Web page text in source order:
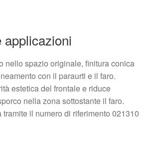
applicazioni
nello spazio originale, finitura conica
con il paraurti e il faro.
estetica del frontale e riduce
nella zona sottostante il faro.
tramite il numero di riferimento 021310